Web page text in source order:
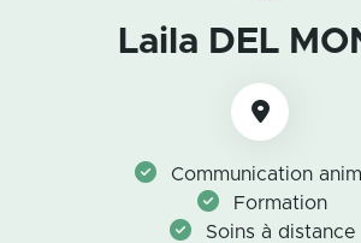
Laila DEL
Communication
Formation
Soins à distance